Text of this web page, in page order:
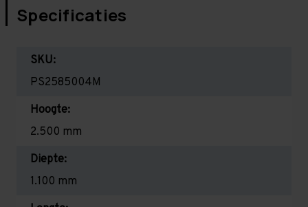
Specificaties
SKU:
PS2585004M
Hoogte:
2.500 mm
Diepte:
1.100 mm